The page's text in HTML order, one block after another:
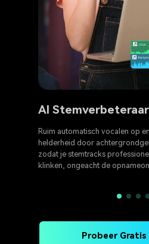
AI Stemverbeteraar
Ruim automatisch vocalen op
helderheid door
zodat je stemtracks
klinken, ongeacht de
Probeer Gratis